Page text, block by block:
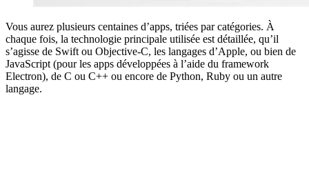
Vous aurez plusieurs centaines d’apps, triées par catégories. À
chaque fois, la technologie principale utilisée est détaillée, qu’il
s’agisse de Swift ou Objective-C, les langages d’Apple, ou bien de
JavaScript (pour les apps développées à l’aide du framework
Electron), de C ou C++ ou encore de Python, Ruby ou un autre
langage.